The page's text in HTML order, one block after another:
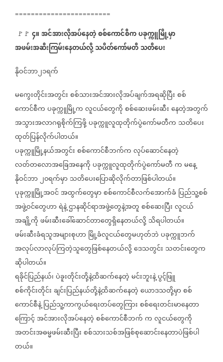
========================
🚩🚩 ၄။အင်အားလိုအပ်နေတဲ့စစ်ကောင်စီကပခုက္ကူမြို့မှာ
အဖမ်းအဆီးကြမ်း‌နေတယ်လို့သပိတ်ကော်မတီသတိပေး
နိုဝင်ဘာ၂၁ရက်
မကွေးတိုင်းအတွင်းစစ်သားအင်အားလိုအပ်ချက်အရဆိုပြီးစစ်
ကောင်စီကပခုက္ကူမြို့ကလူငယ်တွေကိုစစ်ဆေးဖမ်းဆီးနေတဲ့အတွက်
အသွားအလာဂရုစိုက်ကြဖို့ပခုက္ကူလူထုတိုက်ပွဲကော်မတီက သတိပေး
ထုတ်ပြန်လိုက်ပါတယ်။
ပခုက္ကူမြို့နယ်အတွင်းစစ်ကောင်စီဘက်ကလုပ်ဆောင်နေတဲ့
လတ်တလောအခြေအနေကိုပခုက္ကူလူထုတိုက်ပွဲကော်မတီကမနေ့
နိုဝင်ဘာ၂၀ရက်မှာသတိပေးပြောဆိုလိုက်တာဖြစ်ပါတယ်။
ပုခုက္ကူမြို့အဝင်အထွက်တွေမှာစစ်ကောင်စီလက်အောက်ခံ ပြည်သူ့စစ်
အဖွဲ့ဝင်တွေဟာရဲနဲ့ဌာနဆိုင်ရာအဖွဲ့တွေနဲ့အတူစစ်ဆေးပြီးလူငယ်
အချို့ကိုဖမ်းဆီးခေါ်ဆောင်တာတွေရှိနေတယ်လို့သိရပါတယ်။
ဖမ်းဆီးခံရသူအများစုဟာမြို့ခံလူငယ်တွေမဟုတ်ဘဲပခုက္ကူဘက်
အလုပ်လာလုပ်ကြတဲ့သူတွေဖြစ်နေတယ်လို့ဒေသတွင်း သတင်းတွေက
ဆိုပါတယ်။
ရခိုင်ပြည်နယ်၊ပဲခူးတိုင်းတို့နဲ့ထိဆက်နေတဲ့မင်းဘူးနဲ့ပွင့်ဖြူ
စစ်ကိုင်းတိုင်းချင်းပြည်နယ်တို့နဲ့ထိဆက်နေတဲ့ယောဒသတို့မှာစစ်
ကောင်စီနဲ့ပြည်သူ့ကာကွယ်ရေးတပ်တွေကြားစစ်ရေးတင်းမာနေတာ
ကြောင့်အင်အားလိုအပ်နေတဲ့စစ်ကောင်စီဘက်ကလူငယ်တွေကို
အတင်းအဓမ္မဖမ်းဆီးပြီးစစ်သားသစ်အဖြစ်စုဆောင်းနေတာပဲဖြစ်ပါ
တယ်။